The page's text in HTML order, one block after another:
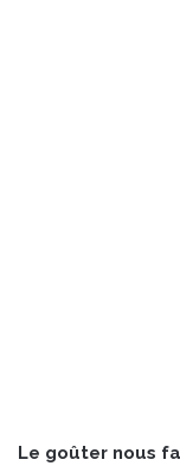
Le goûter nous